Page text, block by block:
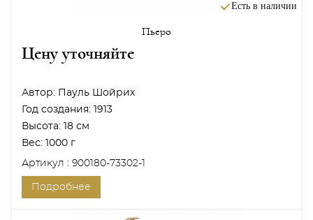
Есть в наличии
Пьеро
Цену уточняйте
Автор:
Пауль Шойрих
Год создания:
1913
Высота:
18 см
Вес:
1000 г
Артикул : 900180-73302-1
Подробнее